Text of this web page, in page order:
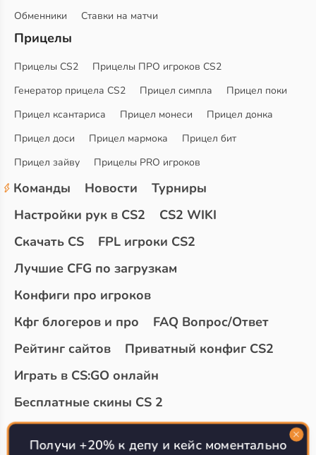
Обменники
Ставки на матчи
Прицелы
Прицелы CS2
Прицелы ПРО игроков CS2
Генератор прицела CS2
Прицел симпла
Прицел поки
Прицел ксантариса
Прицел монеси
Прицел донка
Прицел доси
Прицел мармока
Прицел бит
Прицел зайву
Прицелы PRO игроков
Команды Новости
Турниры
Настройки рук в CS2
CS2 WIKI
Скачать CS
FPL игроки CS2
Лучшие CFG по загрузкам
Конфиги про игроков
Кфг блогеров и про
FAQ Вопрос/Ответ
Рейтинг сайтов
Приватный конфиг CS2
Играть в CS:GO онлайн
Бесплатные скины CS 2
Топ сайтов с халявой КС 2
О проекте
Получи +20% к депу и кейс моментально